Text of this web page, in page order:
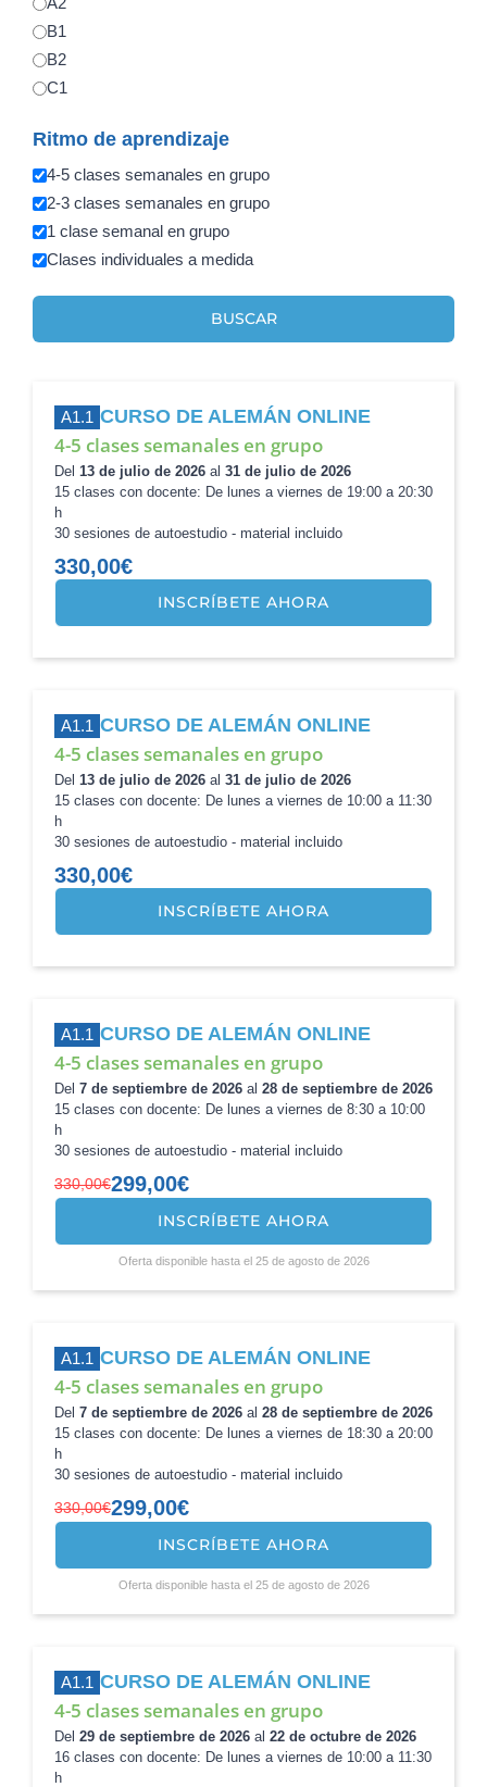
B1
B2
C1
Ritmo de aprendizaje
4-5 clases semanales en grupo
2-3 clases semanales en grupo
1 clase semanal en grupo
Clases individuales a medida
BUSCAR
A1.1 CURSO DE ALEMÁN ONLINE
4-5 clases semanales en grupo
Del 13 de julio de 2026 al 31 de julio de 2026
15 clases con docente: De lunes a viernes de 19:00 a 20:30
h
30 sesiones de autoestudio - material incluido
330,00€
INSCRÍBETE AHORA
A1.1 CURSO DE ALEMÁN ONLINE
4-5 clases semanales en grupo
Del 13 de julio de 2026 al 31 de julio de 2026
15 clases con docente: De lunes a viernes de 10:00 a 11:30
h
30 sesiones de autoestudio - material incluido
330,00€
INSCRÍBETE AHORA
A1.1 CURSO DE ALEMÁN ONLINE
4-5 clases semanales en grupo
Del 7 de septiembre de 2026 al 28 de septiembre de 2026
15 clases con docente: De lunes a viernes de 8:30 a 10:00
h
30 sesiones de autoestudio - material incluido
330,00€
precio
299,00€
precio
INSCRÍBETE AHORA
Oferta disponible hasta el 25 de agosto de 2026
A1.1 CURSO DE ALEMÁN ONLINE
4-5 clases semanales en grupo
Del 7 de septiembre de 2026 al 28 de septiembre de 2026
15 clases con docente: De lunes a viernes de 18:30 a 20:00
h
30 sesiones de autoestudio - material incluido
330,00€
precio
299,00€
precio
INSCRÍBETE AHORA
Oferta disponible hasta el 25 de agosto de 2026
A1.1 CURSO DE ALEMÁN ONLINE
4-5 clases semanales en grupo
Del 29 de septiembre de 2026 al 22 de octubre de 2026
16 clases con docente: De lunes a viernes de 10:00 a 11:30
h